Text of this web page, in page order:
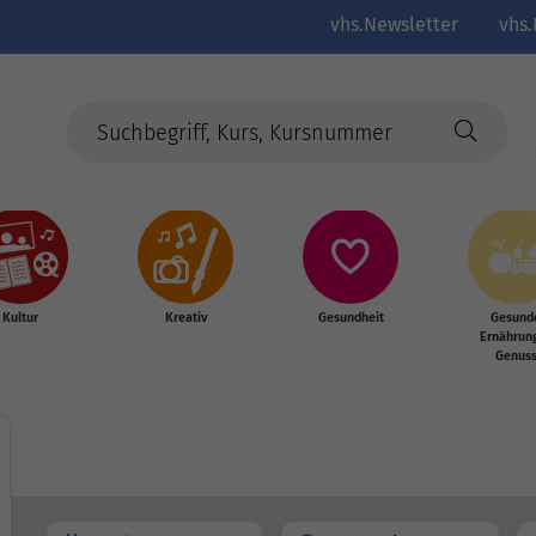
vhs.Newsletter
Kultur Kreativ Gesundheit
Genuss